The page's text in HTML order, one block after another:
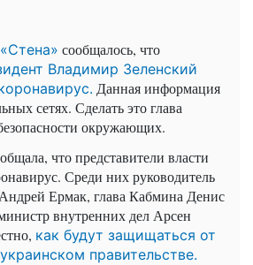
сообщалось, что
Владимир Зеленский
Данная информация
сетях. Сделать это глава
окружающих.
что представители власти
Среди них руководитель
Ермак, глава Кабмина Денис
внутренних дел Арсен
как будут защищаться от
правительстве.